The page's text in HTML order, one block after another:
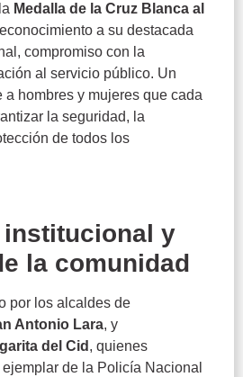
la Medalla de la Cruz Blanca al
a su destacada
compromiso con la
al servicio público. Un
a hombres y mujeres que cada
la seguridad, la
de todos los
institucional y
la comunidad
por los alcaldes de
Antonio Lara, y
del Cid , quienes
ejemplar de la Policía Nacional